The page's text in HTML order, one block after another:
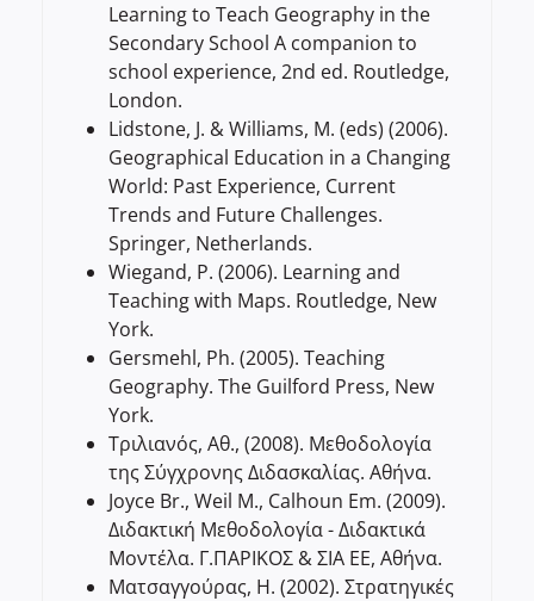
Learning to Teach Geography in the
Secondary School A companion to
school experience, 2nd ed. Routledge,
London.
Lidstone, J. & Williams, M. (eds) (2006).
Geographical Education in a Changing
World: Past Experience, Current
Trends and Future Challenges.
Springer, Netherlands.
Wiegand, P. (2006). Learning and
Teaching with Maps. Routledge, New
York.
Gersmehl, Ph. (2005). Teaching
Geography. The Guilford Press, New
York.
Τριλιανός, Αθ., (2008). Μεθοδολογία
της Σύγχρονης Διδασκαλίας. Αθήνα.
Joyce Br., Weil M., Calhoun Em. (2009).
Διδακτική Μεθοδολογία - Διδακτικά
Μοντέλα. Γ.ΠΑΡΙΚΟΣ & ΣΙΑ ΕΕ, Αθήνα.
Ματσαγγούρας, Η. (2002). Στρατηγικές